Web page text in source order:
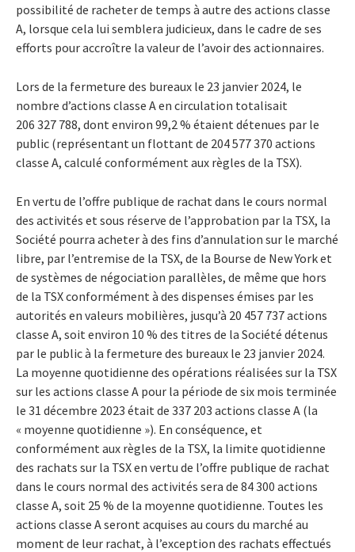
possibilité de racheter de temps à autre des actions classe
A, lorsque cela lui semblera judicieux, dans le cadre de ses
efforts pour accroître la valeur de l’avoir des actionnaires.
Lors de la fermeture des bureaux le 23 janvier 2024, le
nombre d’actions classe A en circulation totalisait
206 327 788, dont environ 99,2 % étaient détenues par le
public (représentant un flottant de 204 577 370 actions
classe A, calculé conformément aux règles de la TSX).
En vertu de l’offre publique de rachat dans le cours normal
des activités et sous réserve de l’approbation par la TSX, la
Société pourra acheter à des fins d’annulation sur le marché
libre, par l’entremise de la TSX, de la Bourse de New York et
de systèmes de négociation parallèles, de même que hors
de la TSX conformément à des dispenses émises par les
autorités en valeurs mobilières, jusqu’à 20 457 737 actions
classe A, soit environ 10 % des titres de la Société détenus
par le public à la fermeture des bureaux le 23 janvier 2024.
La moyenne quotidienne des opérations réalisées sur la TSX
sur les actions classe A pour la période de six mois terminée
le 31 décembre 2023 était de 337 203 actions classe A (la
« moyenne quotidienne »). En conséquence, et
conformément aux règles de la TSX, la limite quotidienne
des rachats sur la TSX en vertu de l’offre publique de rachat
dans le cours normal des activités sera de 84 300 actions
classe A, soit 25 % de la moyenne quotidienne. Toutes les
actions classe A seront acquises au cours du marché au
moment de leur rachat, à l’exception des rachats effectués